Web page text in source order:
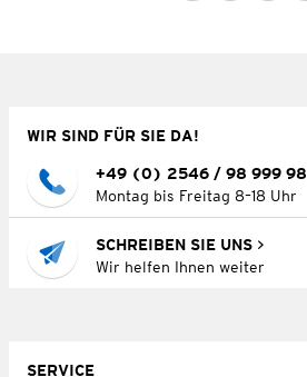
WIR SIND FÜR SIE DA!
+49 (0) 2546 / 98 999 98
Montag bis Freitag 8–18 Uhr
SCHREIBEN SIE UNS
Wir helfen Ihnen weiter
SERVICE